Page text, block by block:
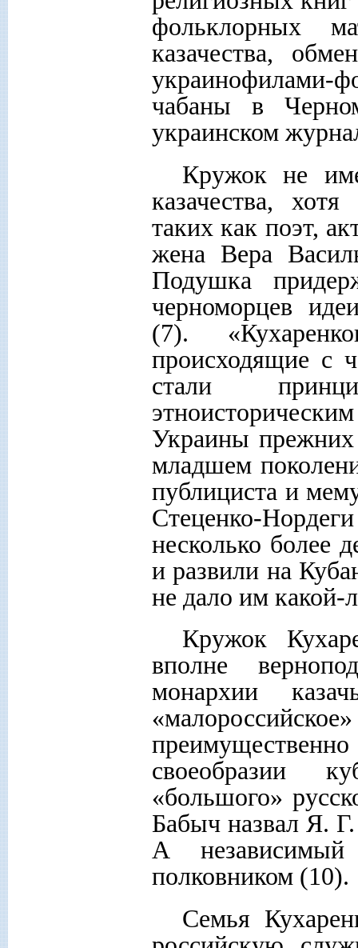
фольклорных
казачества,
украинофилами-
чабаны в
украинском
Кружок не
казачества,
таких как поэт,
жена Вера
Подушка
черноморцев
(7).
происходящие с
стали
Украины
младшем
публициста и
Стеценко-
несколько более
и развили на
не дало им какой-
Кружок
вполне
монархии
своеобразии
«большого»
Бабыч назвал Я.
А
полковником (10).
Семья